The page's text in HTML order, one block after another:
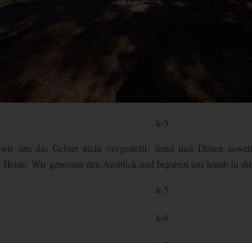
uns das Gebiet nicht vorgestellt. Sand und Dünen
Wir genossen den Ausblick und begaben uns hinab in